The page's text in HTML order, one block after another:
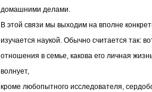
домашними делами.
В этой связи мы выходим на вполне
изучается наукой. Обычно считается так:
отношения в семье, какова его личная
волнует,
кроме любопытного исследователя,